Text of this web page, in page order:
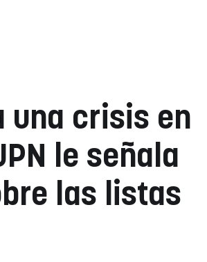
una crisis en
le señala
las listas